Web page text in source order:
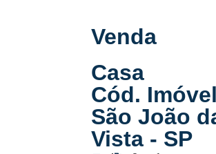
Venda
Casa
Cód.
São João
Vista - SP